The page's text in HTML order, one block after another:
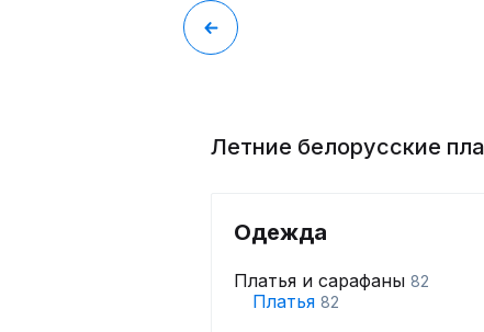
Летние белорусские
Одежда
Платья и сарафаны 82
Платья 82